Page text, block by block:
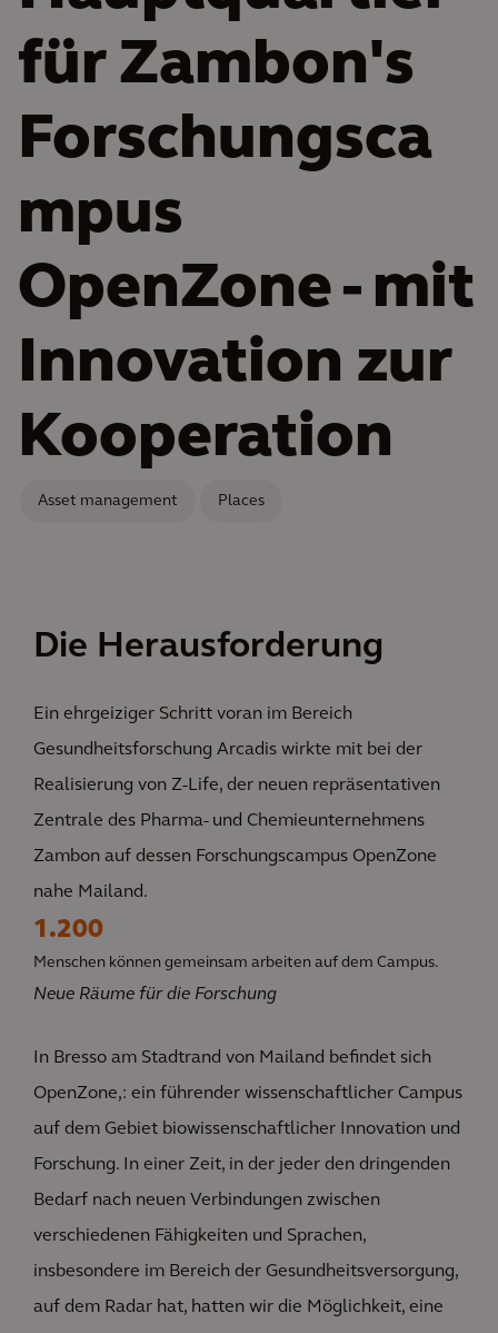
für Zambon's
Forschungsca
mpus
OpenZone - mit
Innovation zur
Kooperation
Asset management Places
Die Herausforderung
Ein ehrgeiziger Schritt voran im Bereich
Gesundheitsforschung Arcadis wirkte mit bei der
Realisierung von Z-Life, der neuen repräsentativen
Zentrale des Pharma- und Chemieunternehmens
Zambon auf dessen Forschungscampus OpenZone
nahe Mailand.
1.200
Menschen können gemeinsam arbeiten auf dem Campus.
Neue Räume für die Forschung
In Bresso am Stadtrand von Mailand befindet sich
OpenZone,: ein führender wissenschaftlicher Campus
auf dem Gebiet biowissenschaftlicher Innovation und
Forschung. In einer Zeit, in der jeder den dringenden
Bedarf nach neuen Verbindungen zwischen
verschiedenen Fähigkeiten und Sprachen,
insbesondere im Bereich der Gesundheitsversorgung,
auf dem Radar hat, hatten wir die Möglichkeit, eine